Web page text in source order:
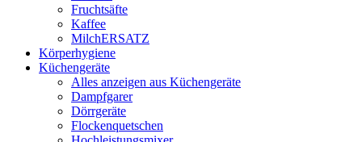
Fruchtsäfte
Kaffee
MilchERSATZ
Körperhygiene
Küchengeräte
Alles anzeigen aus Küchengeräte
Dampfgarer
Dörrgeräte
Flockenquetschen